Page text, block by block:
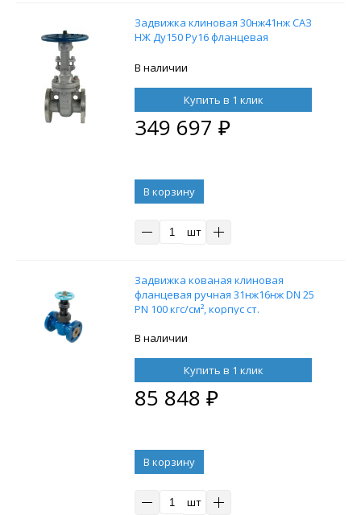
Задвижка клиновая 30нж41нж САЗ
НЖ Ду150 Ру16 фланцевая
В наличии
Купить в 1 клик
349 697 ₽
В корзину
шт
Задвижка кованая клиновая
фланцевая ручная 31нж16нж DN 25
PN 100 кгс/см², корпус ст.
В наличии
Купить в 1 клик
85 848 ₽
В корзину
шт